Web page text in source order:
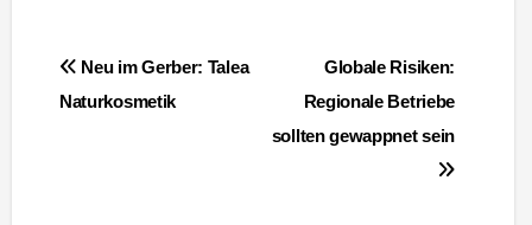
BeitragsnavigationGlobale Risiken:
Regionale Betriebe
sollten gewappnet sein
Neu im Gerber: Talea
Naturkosmetik